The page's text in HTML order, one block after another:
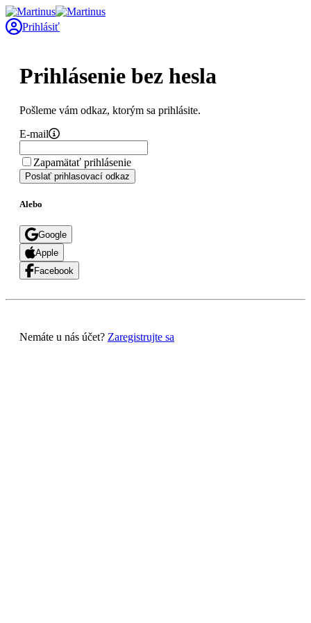
Prihlásiť
Prihlásenie bez hesla
Pošleme vám odkaz, ktorým sa prihlásite.
E-mail
Zapamätať prihlásenie
Poslať prihlasovací odkaz
Alebo
Google
Apple
Facebook
Nemáte u nás účet? Zaregistrujte sa